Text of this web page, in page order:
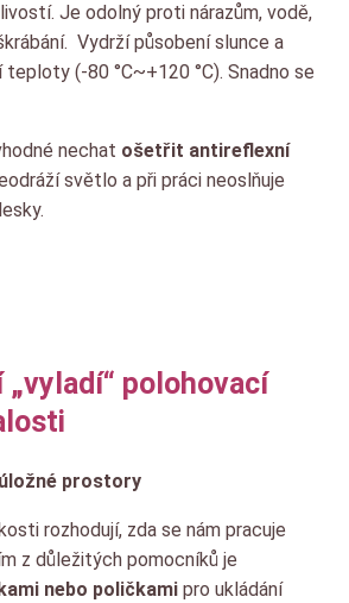
Je odolný proti nárazům, vodě,
Vydrží působení slunce a
(-80 °C~+120 °C). Snadno se
nechat ošetřit antireflexní
světlo a při práci neoslňuje
polohovací
prostory
rozhodují, zda se nám pracuje
z důležitých pomocníků je
nebo poličkami pro ukládání